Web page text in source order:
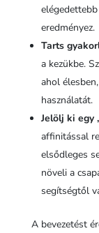
eredményez.
Tarts
a kezükbe.
ahol
használatát.
Jelölj ki egy
affinitással
elsődleges
növeli a
segítségtől
A bevezetést